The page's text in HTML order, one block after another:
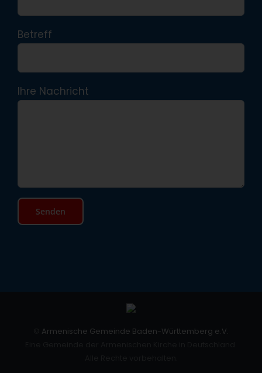
Betreff
Ihre Nachricht
Armenische Gemeinde Baden-Württemberg e.V.